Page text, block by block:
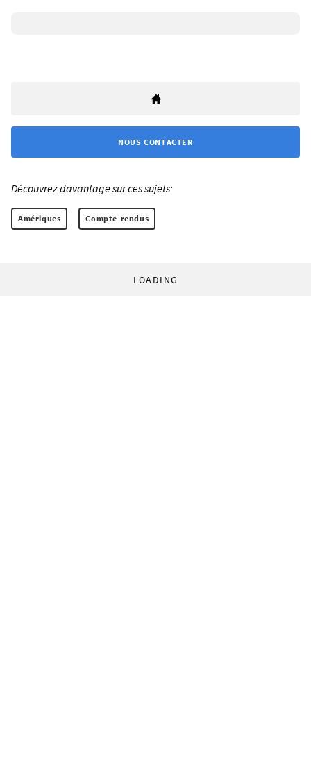
NOUS CONTACTER
Découvrez davantage sur ces sujets:
Amériques Compte-rendus
LOADING